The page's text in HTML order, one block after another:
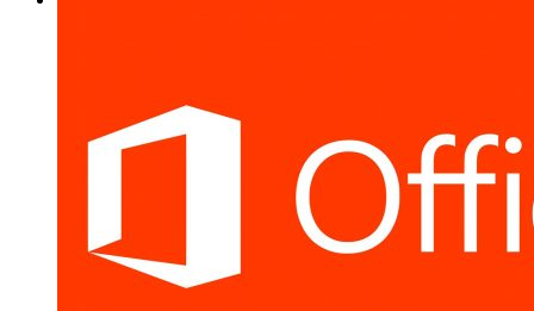
KHÓA HỌC
Đào Tạo Bán Hàng
Phần mềm MISA SME NET
Tài chính cá nhân
Kiếm tiền Online MMO
Markerting – Bán Hàng
Công nghệ – Tin học
Phần mềm office